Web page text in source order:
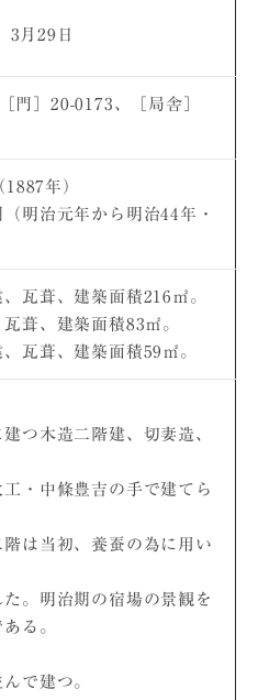
3月29日
門］20-0173、［局舎］
年）
（明治元年から明治44年・
瓦葺、建築面積216㎡。
葺、建築面積83㎡。
瓦葺、建築面積59㎡。
つ木造二階建、切妻造、
・中條豊吉の手で建てら
は当初、養蚕の為に用い
。明治期の宿場の景観を
る。
で建つ。